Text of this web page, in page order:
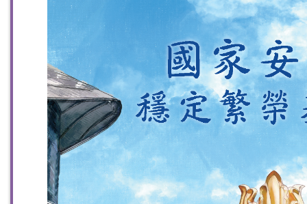
掃一掃關注我們的社交媒體，緊貼最新資訊！
微信 微博 小紅書